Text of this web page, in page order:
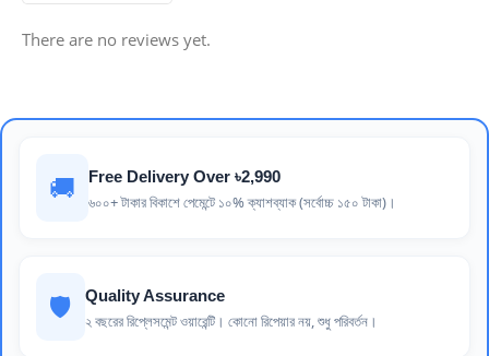
There are no reviews yet.
🚚 Free Delivery Over ৳2,990
৬০০+ টাকার বিকাশে পেমেন্টে ১০% ক্যাশব্যাক (সর্বোচ্চ ১৫০ টাকা)।
🛡️ Quality Assurance
২ বছরের রিপ্লেসমেন্ট ওয়ারেন্টি। কোনো রিপেয়ার নয়, শুধু পরিবর্তন।